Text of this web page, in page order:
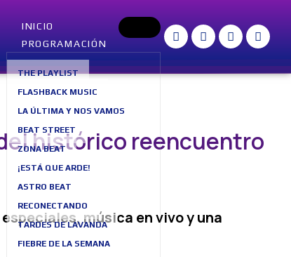
INICIO
PROGRAMACIÓN
THE PLAYLIST
FLASHBACK MUSIC
LA ÚLTIMA Y NOS VAMOS
BEAT STREET
ZONA BEAT
¡ESTÁ QUE ARDE!
ASTRO BEAT
RECONECTANDO
TARDES DE LAVANDA
FIEBRE DE LA SEMANA
histórico reencuentro
música en vivo y una